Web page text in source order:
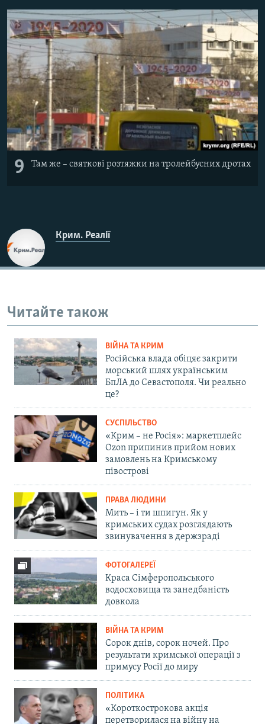
9 Там же – святкові розтяжки на тролейбусних дротах
Крим. Реалії
Читайте також
ВІЙНА ТА КРИМ
Російська влада обіцяє закрити
морський шлях українським
БпЛА до Севастополя. Чи реально
це?
СУСПІЛЬСТВО
«Крим – не Росія»: маркетплейс
Ozon припинив прийом нових
замовлень на Кримському
півострові
ПРАВА ЛЮДИНИ
Мить – і ти шпигун. Як у
кримських судах розглядають
звинувачення в держзраді
ФОТОГАЛЕРЕЇ
Краса Сімферопольського
водосховища та занедбаність
довкола
ВІЙНА ТА КРИМ
Сорок днів, сорок ночей. Про
результати кримської операції з
примусу Росії до миру
ПОЛІТИКА
«Короткострокова акція
перетворилася на війну на